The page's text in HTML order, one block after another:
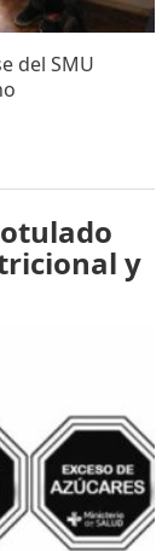
del SMU
y